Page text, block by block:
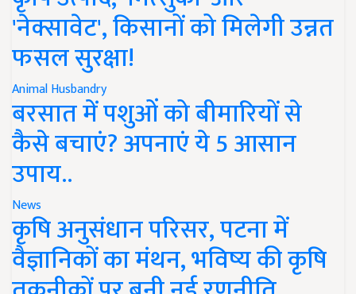
'नेक्सावेट', किसानों को मिलेगी उन्नत
फसल सुरक्षा!
Animal Husbandry
बरसात में पशुओं को बीमारियों से
कैसे बचाएं? अपनाएं ये 5 आसान
उपाय..
News
कृषि अनुसंधान परिसर, पटना में
वैज्ञानिकों का मंथन, भविष्य की कृषि